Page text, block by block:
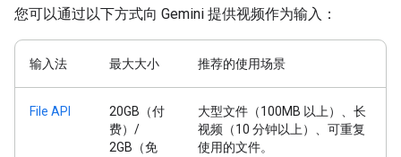
您可以通过以下方式向 Gemini 提供视频作为输入：
输入法 最大大小 推荐的使用场景
File API
20GB（付
费）/
2GB（免
大型文件（100MB 以上）、长
视频（10 分钟以上）、可重复
使用的文件。